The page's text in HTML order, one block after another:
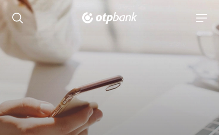
tartalmához
Keresés kinyitása